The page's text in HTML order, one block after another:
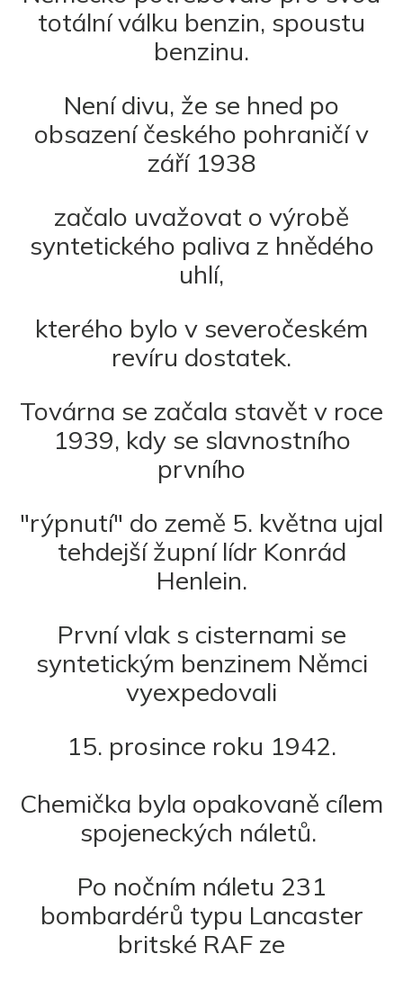
totální válku benzin, spoustu
benzinu.
Není divu, že se hned po
obsazení českého pohraničí v
září 1938
začalo uvažovat o výrobě
syntetického paliva z hnědého
uhlí,
kterého bylo v severočeském
revíru dostatek.
Továrna se začala stavět v roce
1939, kdy se slavnostního
prvního
"rýpnutí" do země 5. května ujal
tehdejší župní lídr Konrád
Henlein.
První vlak s cisternami se
syntetickým benzinem Němci
vyexpedovali
15. prosince roku 1942.
Chemička byla opakovaně cílem
spojeneckých náletů.
Po nočním náletu 231
bombardérů typu Lancaster
britské RAF ze